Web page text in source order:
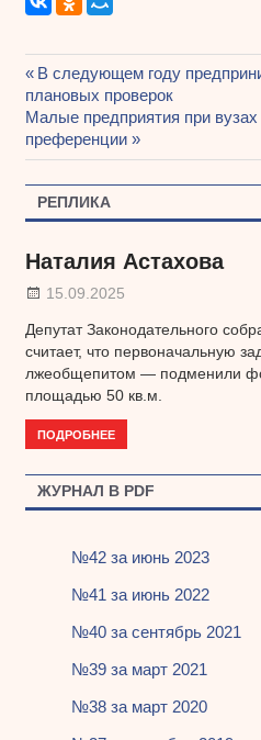
Навигация
по
записям
Предыдущая
запись:
В следующем году
плановых проверок
Следующая
запись:
Малые предприятия при
преференции
РЕПЛИКА
Наталия Астахова
15.09.2025
Депутат Законодательного
считает, что первоначальную
лжеобщепитом — подменили
площадью 50 кв.м.
ПОДРОБНЕЕ
ЖУРНАЛ В PDF
№42 за июнь 2023
№41 за июнь 2022
№40 за сентябрь 2021
№39 за март 2021
№38 за март 2020